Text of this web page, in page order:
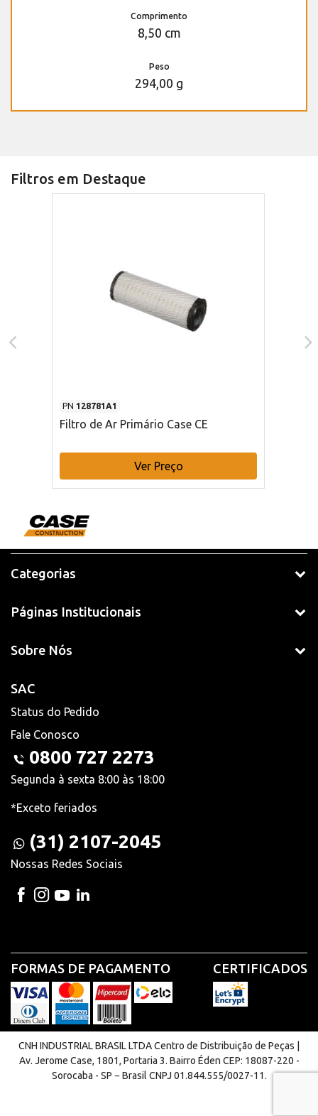
Comprimento
8,50 cm
Peso
294,00 g
Filtros em Destaque
PN 128781A1
Filtro de Ar Primário Case CE
Ver Preço
Categorias
Páginas Institucionais
Sobre Nós
SAC
Status do Pedido
Fale Conosco
0800 727 2273
Segunda à sexta 8:00 às 18:00
*Exceto feriados
(31) 2107-2045
Nossas Redes Sociais
FORMAS DE PAGAMENTO CERTIFICADOS
CNH INDUSTRIAL BRASIL LTDA Centro de Distribuição de Peças |
Av. Jerome Case, 1801, Portaria 3. Bairro Éden CEP: 18087-220 -
Sorocaba - SP − Brasil CNPJ 01.844.555/0027-11.